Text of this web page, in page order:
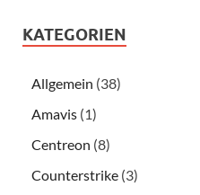
KATEGORIEN
Allgemein (38)
Amavis (1)
Centreon (8)
Counterstrike (3)